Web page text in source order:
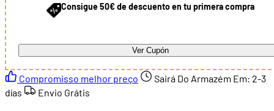
Consigue 50€ de descuento en tu primera compra
Ver Cupón
Compromisso melhor preço Sairá Do Armazém Em: 2-3
días
Envio Grátis